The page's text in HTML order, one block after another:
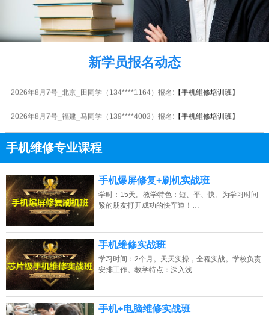
新学员报名动态
2026年8月7号_湖北_刘同学（154****8409）报名: 【手机维修培训班】
2026年8月7号_江西_陈同学（133****1588）报名:【手机维修培训班】
2026年8月7号_山东_陈同学（184****7569）报名:【手机维修培训班】
2026年8月7号_北京_田同学（134****1164）报名: 【手机维修培训班】
2026年8月7号_福建_马同学（139****4003）报名: 【手机维修培训班】
2026年8月7号_四川_田同学（158****1897）报名:【手机维修培训班】
2026年8月7号_河南_谭同学（132****4198）报名:【手机维修培训班】
2026年8月7号_山西_陈同学（158****4727）报名:【手机维修培训班】
2026年8月7号_海南_马同学（188****6258）报名:【手机维修培训班】
2026年8月7号_浙江_代同学（136****6237）报名:
手机维修专业课程
点击免费咨询电话：13807313137
手机爆屏修复+刷机实战班
学时：15天。教学特色：短、平、快。为学习时间
紧的朋友打开成功的快车道！…
手机维修实战班
学习时间：2个月。天天实操，全程实战。学校负责
安排工作。教学特点：深入浅…
手机+电脑维修实战班